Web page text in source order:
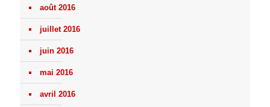
août 2016
juillet 2016
juin 2016
mai 2016
avril 2016